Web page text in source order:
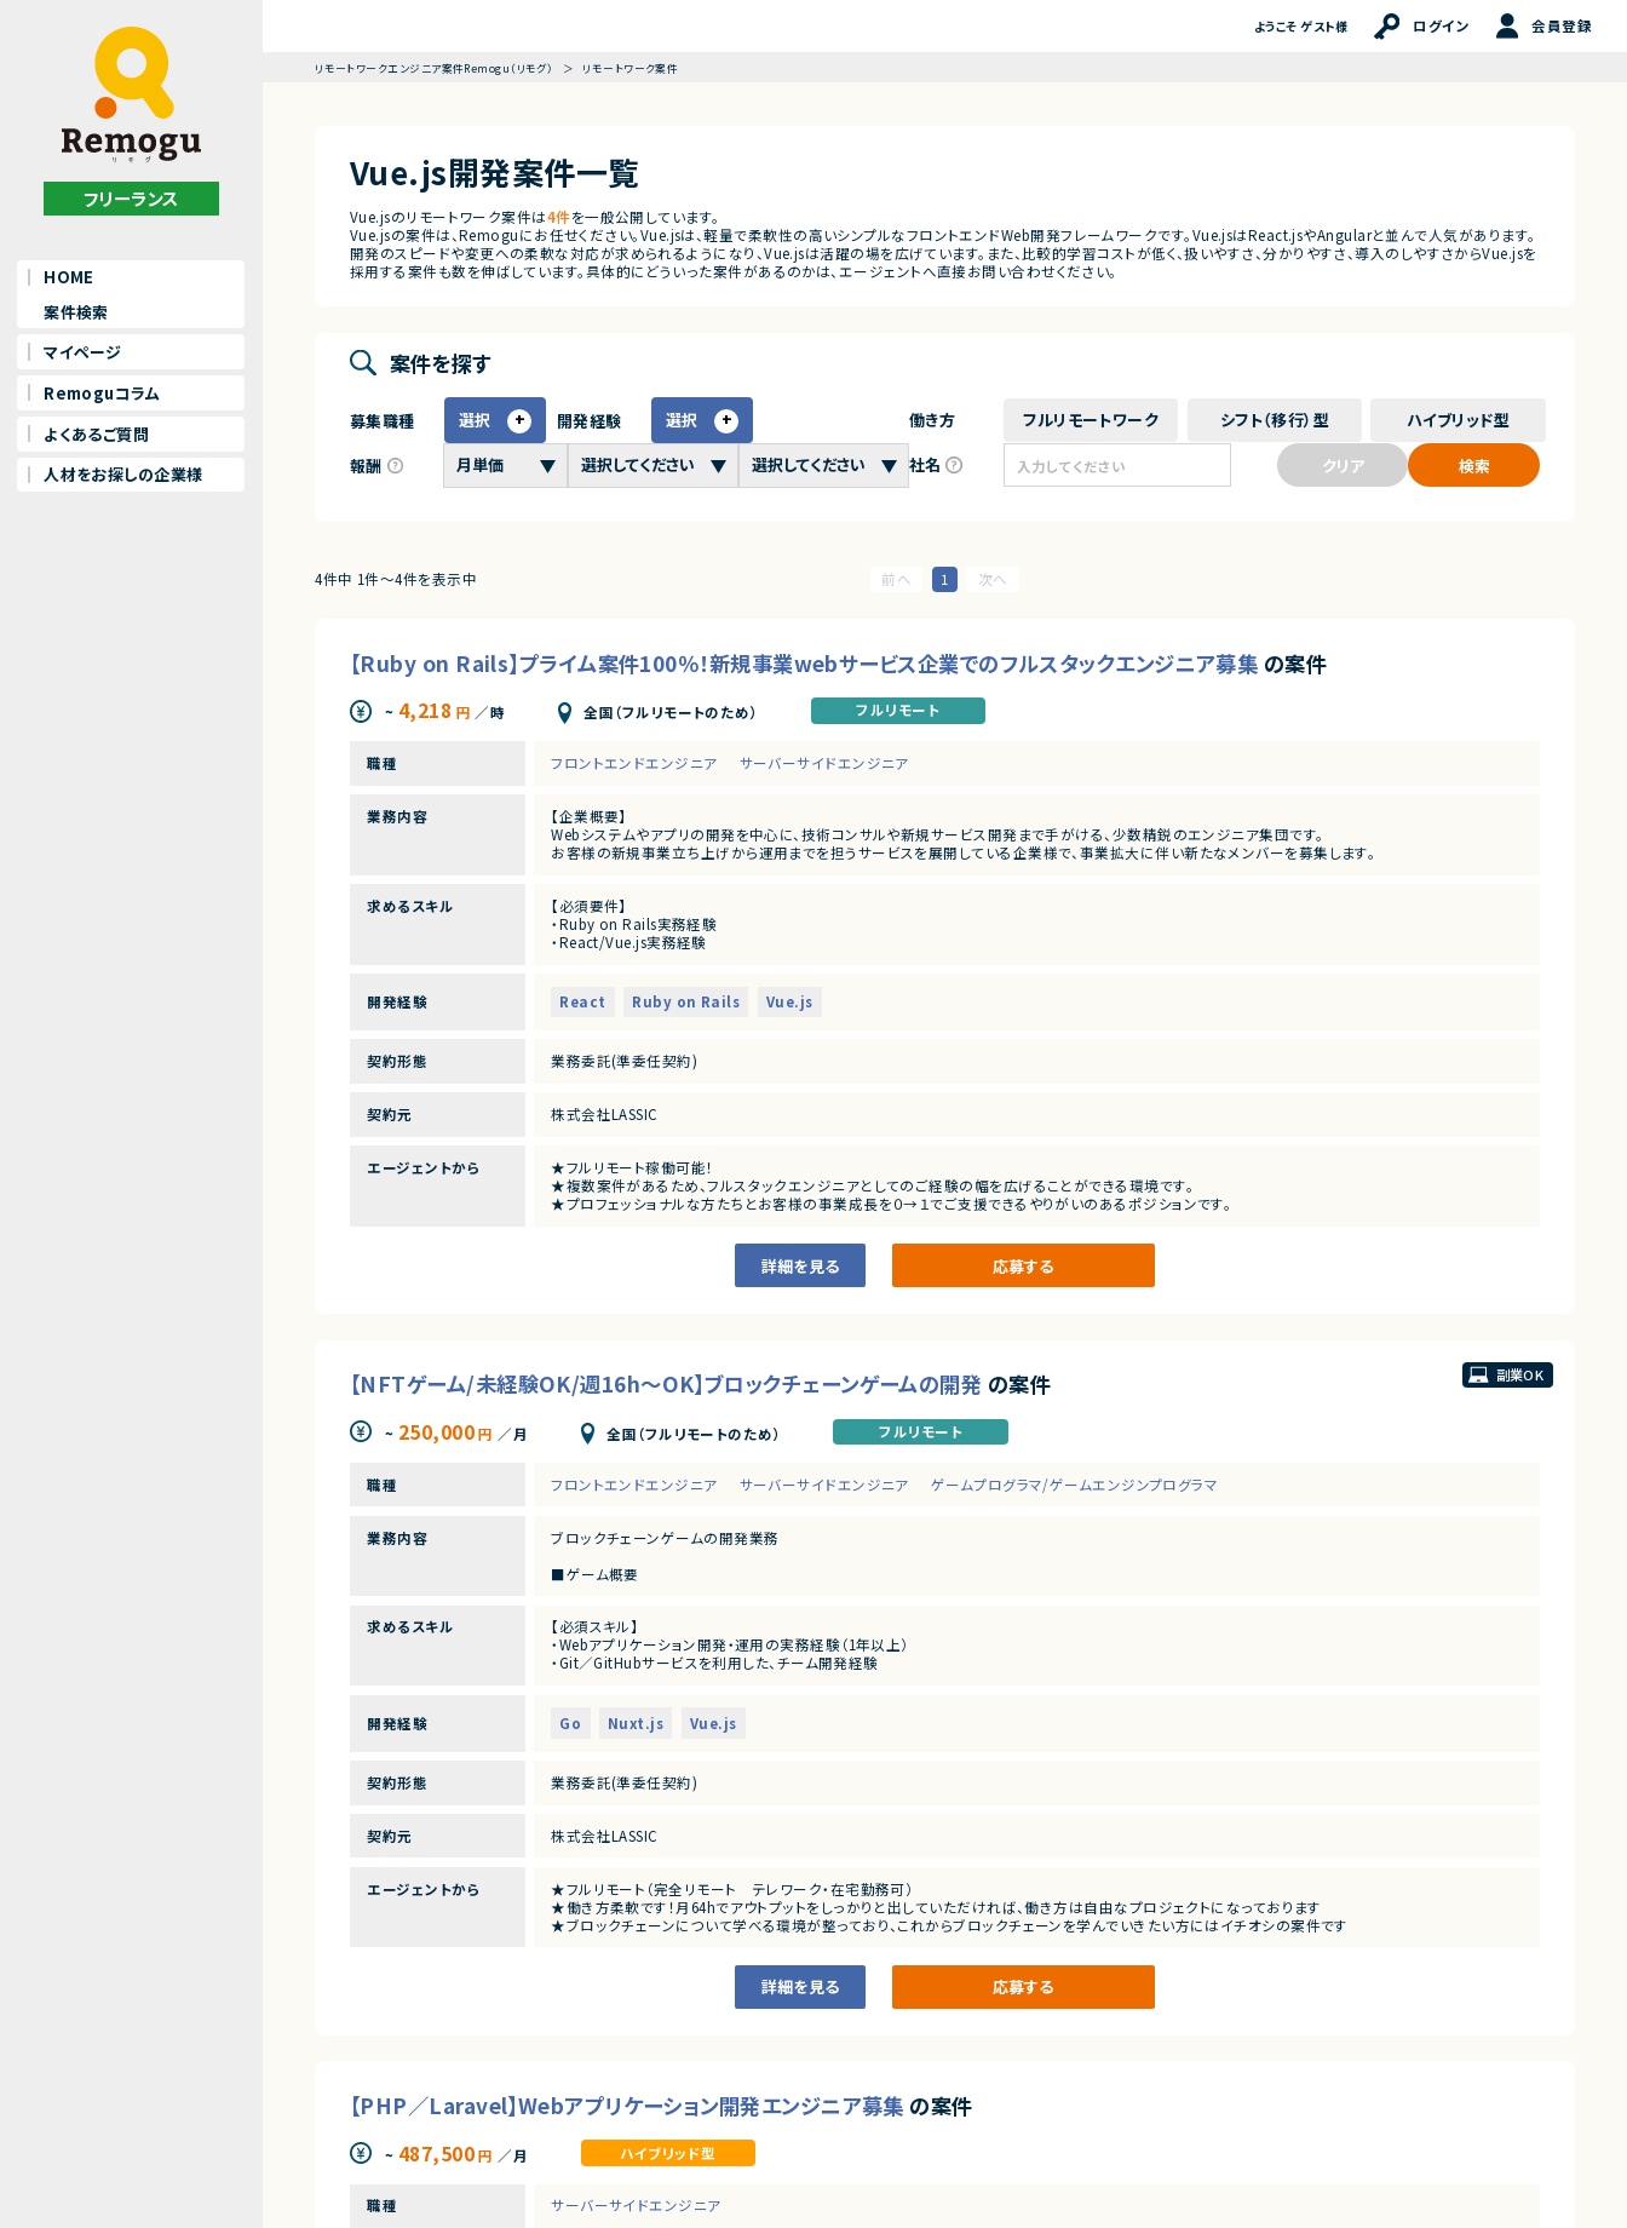
フリーランス
HOME
案件検索
マイページ
Remoguコラム
よくあるご質問
人材をお探しの企業様
ようこそ ゲスト様 ログイン 会員登録
リモートワークエンジニア案件Remogu（リモグ） リモートワーク案件
Vue.js開発案件一覧
Vue.jsのリモートワーク案件は4件を一般公開しています。
Vue.jsの案件は、Remoguにお任せください。Vue.jsは、軽量で柔軟性の高いシンプルなフロントエンドWeb開発フレームワークです。Vue.jsはReact.jsやAngularと並んで人気があります。
開発のスピードや変更への柔軟な対応が求められるようになり、Vue.jsは活躍の場を広げています。また、比較的学習コストが低く、扱いやすさ、分かりやすさ、導入のしやすさからVue.jsを
採用する案件も数を伸ばしています。具体的にどういった案件があるのかは、エージェントへ直接お問い合わせください。
案件を探す
募集職種 選択 開発経験
選択
報酬
働き方 フルリモートワーク シフト（移行） 型 ハイブリッド型
社名
クリア 検索
4件中 1件〜4件を表示中 1
【Ruby on Rails】プライム案件100％！新規事業webサービス企業でのフルスタックエンジニア募集 の案件
~ 4,218 円 ／時 全国（フルリモートのため） フルリモート
職種 フロントエンドエンジニア サーバーサイドエンジニア
業務内容
【企業概要】
Webシステムやアプリの開発を中心に、技術コンサルや新規サービス開発まで手がける、少数精鋭のエンジニア集団です。
お客様の新規事業立ち上げから運用までを担うサービスを展開している企業様で、事業拡大に伴い新たなメンバーを募集します。
お客様は教育業界、webサービス業界、福祉業界などですべてお客様との直接取引になります。
お客様と打合せをしながら、要件定義から保守運用までの工程をすべてエンジニアが行います。
ビジネス側とのやり取りも発生します。
・電子書籍にかかわるサービス
・学習支援システム
【メンバー構成】
求めるスキル
【必須要件】
・Ruby on Rails実務経験
・React/Vue.js実務経験
・Java, Scala, Go などのコンパイラ型言語の開発経験
開発経験 React Ruby on Rails Vue.js
契約形態 業務委託(準委任契約)
契約元 株式会社LASSIC
エージェントから
★フルリモート稼働可能！
★複数案件があるため、フルスタックエンジニアとしてのご経験の幅を広げることができる環境です。
★プロフェッショナルな方たちとお客様の事業成長を０→１でご支援できるやりがいのあるポジションです。
詳細を見る 応募する
【NFTゲーム/未経験OK/週16h～OK】ブロックチェーンゲームの開発 の案件
~ 250,000円 ／月 全国（フルリモートのため） フルリモート
副業OK
職種 フロントエンドエンジニア サーバーサイドエンジニア ゲームプログラマ/ゲームエンジンプログラマ
業務内容
ブロックチェーンゲームの開発業務
■ゲーム概要
■業務内容
・チケットによって切り分けられたタスクを消化
求めるスキル
【必須スキル】
・Webアプリケーション開発・運用の実務経験（1年以上）
・Git／GitHubサービスを利用した、チーム開発経験
【あると望ましいスキル・経験】
・Vue.js（Nuxt.js）を使用した画面実装経験
・わからない部分でも自ら調べながら進められる方
開発経験 Go Nuxt.js Vue.js
契約形態 業務委託(準委任契約)
契約元 株式会社LASSIC
エージェントから
★フルリモート（完全リモート テレワーク・在宅勤務可）
★働き方柔軟です！月64hでアウトプットをしっかりと出していただければ、働き方は自由なプロジェクトになっております
★ブロックチェーンについて学べる環境が整っており、これからブロックチェーンを学んでいきたい方にはイチオシの案件です
詳細を見る 応募する
【PHP／Laravel】Webアプリケーション開発エンジニア募集 の案件
~ 487,500円 ／月 ハイブリッド型
職種 サーバーサイドエンジニア